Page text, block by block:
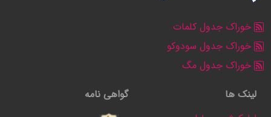
خوراک جدول کلمات
خوراک جدول سودوکو
خوراک جدول مگ
لینک ها
گواهی نامه